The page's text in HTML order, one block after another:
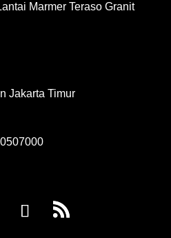
Marmer Teraso Granit
Jakarta Timur